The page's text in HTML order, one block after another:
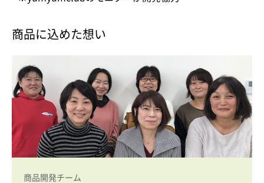
商品に込めた想い
商品開発チーム